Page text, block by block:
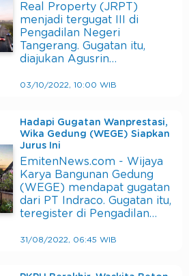
Real Property (JRPT)
menjadi tergugat III di
Pengadilan Negeri
Tangerang. Gugatan itu,
diajukan Agusrin…
03/10/2022, 10:00 WIB
Hadapi Gugatan Wanprestasi,
Wika Gedung (WEGE) Siapkan
Jurus Ini
EmitenNews.com - Wijaya
Karya Bangunan Gedung
(WEGE) mendapat gugatan
dari PT Indraco. Gugatan itu,
teregister di Pengadilan…
31/08/2022, 06:45 WIB